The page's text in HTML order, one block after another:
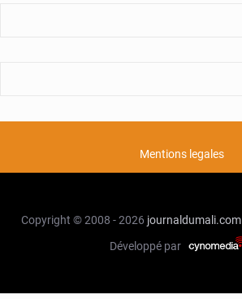
Mentions legales
Copyright © 2008 - 2026 journaldumali.com
Développé par